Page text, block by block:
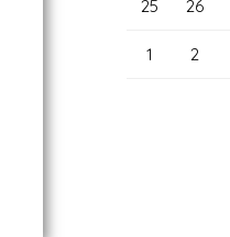
25 26
1 2